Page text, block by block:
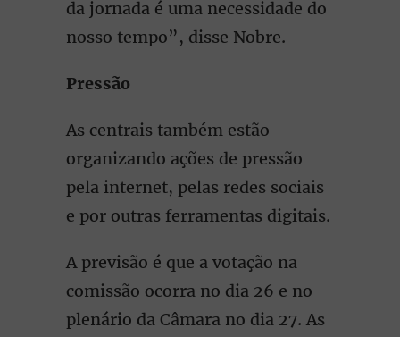
da jornada é uma necessidade do
nosso tempo”, disse Nobre.
Pressão
As centrais também estão
organizando ações de pressão
pela internet, pelas redes sociais
e por outras ferramentas digitais.
A previsão é que a votação na
comissão ocorra no dia 26 e no
plenário da Câmara no dia 27. As